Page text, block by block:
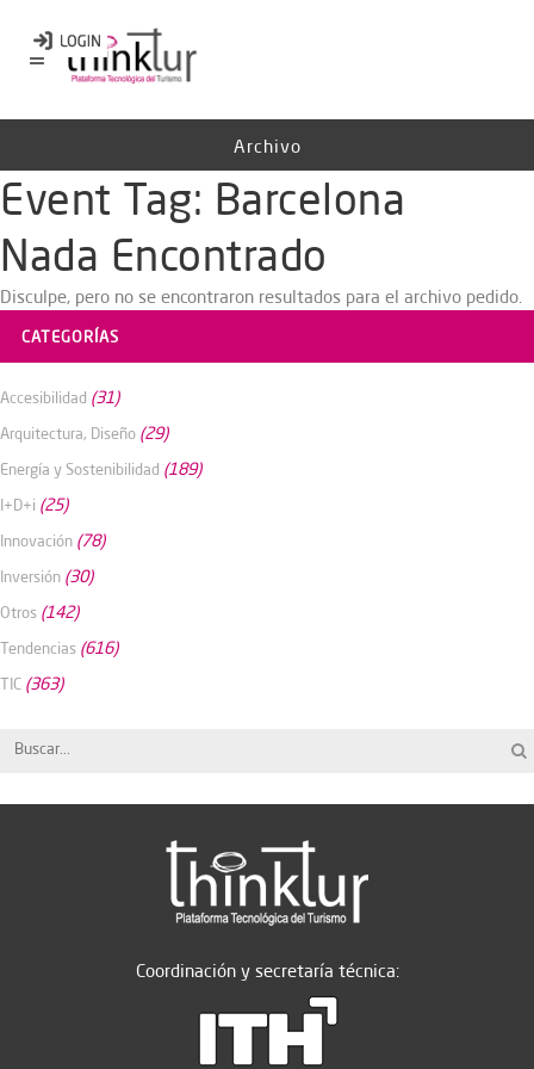
Archivo
Event Tag: Barcelona
Nada Encontrado
Disculpe, pero no se encontraron resultados para el archivo pedido.
CATEGORÍAS
Accesibilidad (31)
Arquitectura, Diseño (29)
Energía y Sostenibilidad (189)
I+D+i (25)
Innovación (78)
Inversión (30)
Otros (142)
Tendencias (616)
TIC (363)
Coordinación y secretaría técnica: